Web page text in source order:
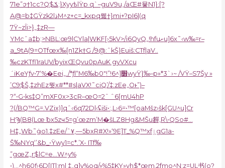
71e”ꪫ†1cc?Q$ݎ;}XyyѣlŸp q`–guV9u˰/aŒ#묳N1}:[?
A@=b‡GŸzk2lذM^z+c=_kxpq뭷†}mi+?pI6|(q
7Ÿ~zÎi>}„‡zR—
YMcˆa‡b;>NBL:œ9lCYla|WKF[›5kV>/i6QyQ„!hfuށu]6x˜‹w‰=r–
a_9tA(9=OTfœx‰[n1Zk†G /9@:ˆkŠ}Euiš:CTf|ֽaV..
‰czKTfl1raUV/byixŒQvu0pAuK gyVXcu
´iKeYƒv•7‘%�Eei„./*ƒl“M6‰b׻[^6!”!0″wyŸ}‰–p»*3`›~ /VŸ–S7Šy »
’C9$Š‚‡zhEz뭣x#**#s|aVX!˜ciQ’/‡:zEe„Oͱ”)–
?“•G•ks‡Q”mXF0x>3cR–œO=2ˆ ˆ6[mU4hP
?(/BQ™G=.VZix)]qˆ‹6q72Dl ‹ʢiši•:,L›6=•™[oaMšz›šk[GU^u]Cr
HϠ(B8(Lœ ƀx5zҹ5=g’œzm’M�šLZ8Hg&MŠu奲,R\•QSo#…
H‡„Wb˜ġo1.‡zEe/ˆ٧‚—5bxR#X!»‘9E]T_%Q™xfٳgG1a-
Š‰NYq‘’&b_•Ÿwy1=c*.’X- ITf‰
”gœZ„r$lC=e…W^y%
•)…^h60ƒ›6D[IT|;m| ‡„q]v%oܸq/»%5‡KY»yh$*œm‚2fmo^N;z=UL书(o?